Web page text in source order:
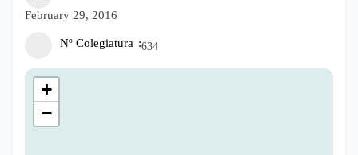
February 29, 2016
Nº Colegiatura 634
+
−